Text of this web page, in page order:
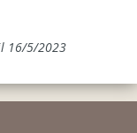
16/5/2023